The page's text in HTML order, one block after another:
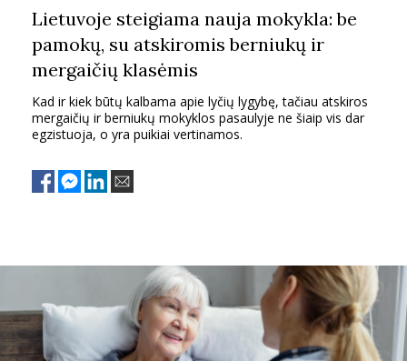
Lietuvoje steigiama nauja mokykla: be
pamokų, su atskiromis berniukų ir
mergaičių klasėmis
Kad ir kiek būtų kalbama apie lyčių lygybę, tačiau atskiros
mergaičių ir berniukų mokyklos pasaulyje ne šiaip vis dar
egzistuoja, o yra puikiai vertinamos.